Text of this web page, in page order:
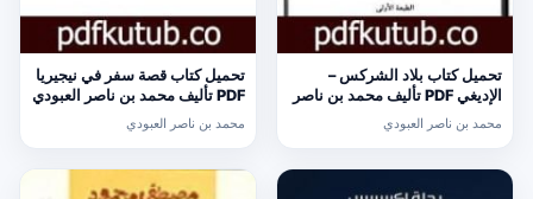
تحميل كتاب بلاد الشركس –
الإديغي PDF تأليف محمد بن ناصر
العبودي مجانا [كامل]
محمد بن ناصر العبودي
تحميل كتاب قصة سفر في نيجيريا
PDF تأليف محمد بن ناصر العبودي
مجانا [كامل]
محمد بن ناصر العبودي